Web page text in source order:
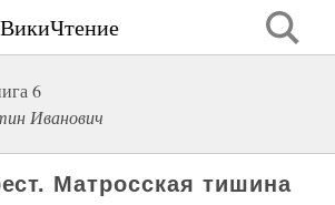
ВикиЧтение
6
Иванович
Матросская тишина